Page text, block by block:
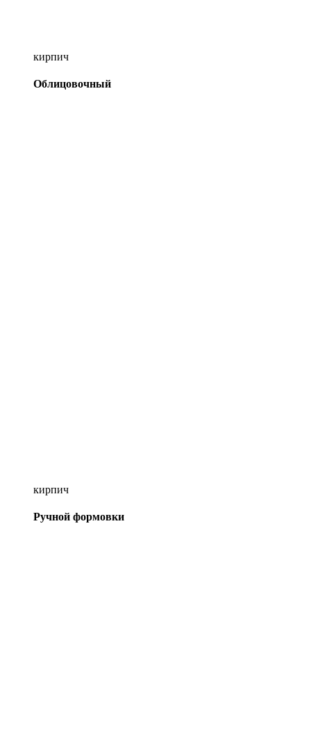
кирпич
Облицовочный
кирпич
Ручной формовки